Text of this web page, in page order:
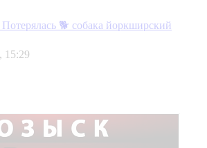
🐕 собака йоркширский
15:29